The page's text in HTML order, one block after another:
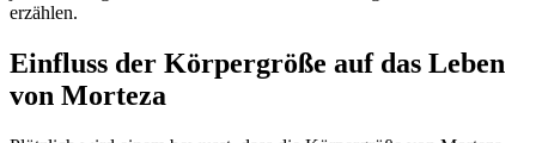
erzählen.
Einfluss der Körpergröße auf das Leben
von Morteza